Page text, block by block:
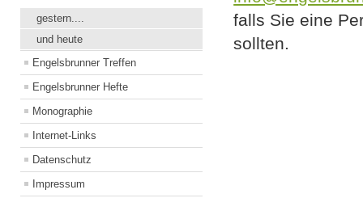
gestern....
und heute
Engelsbrunner Treffen
Engelsbrunner Hefte
Monographie
Internet-Links
Datenschutz
Impressum
falls Sie eine
sollten.